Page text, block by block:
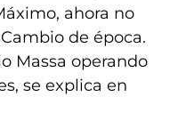
ahora no
de época.
Massa operando
se explica en